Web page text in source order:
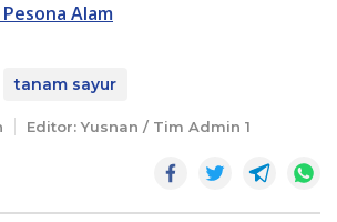
Alam
tanam sayur
Editor: Yusnan / Tim Admin 1